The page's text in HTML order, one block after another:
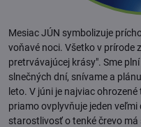
Mesiac JÚN symbolizuje
voňavé noci. Všetko v prírode
pretrvávajúcej krásy". Sme
slnečných dní, snívame a
leto. V júni je najviac
priamo ovplyvňuje jeden
starostlivosť o tenké črevo